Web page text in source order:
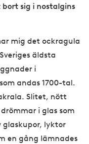
sig i nostalgins
mig det ockragula
äldsta
i
andas 1700-tal.
Slitet, nött
i glas som
glaskupor, lyktor
en gång lämnades